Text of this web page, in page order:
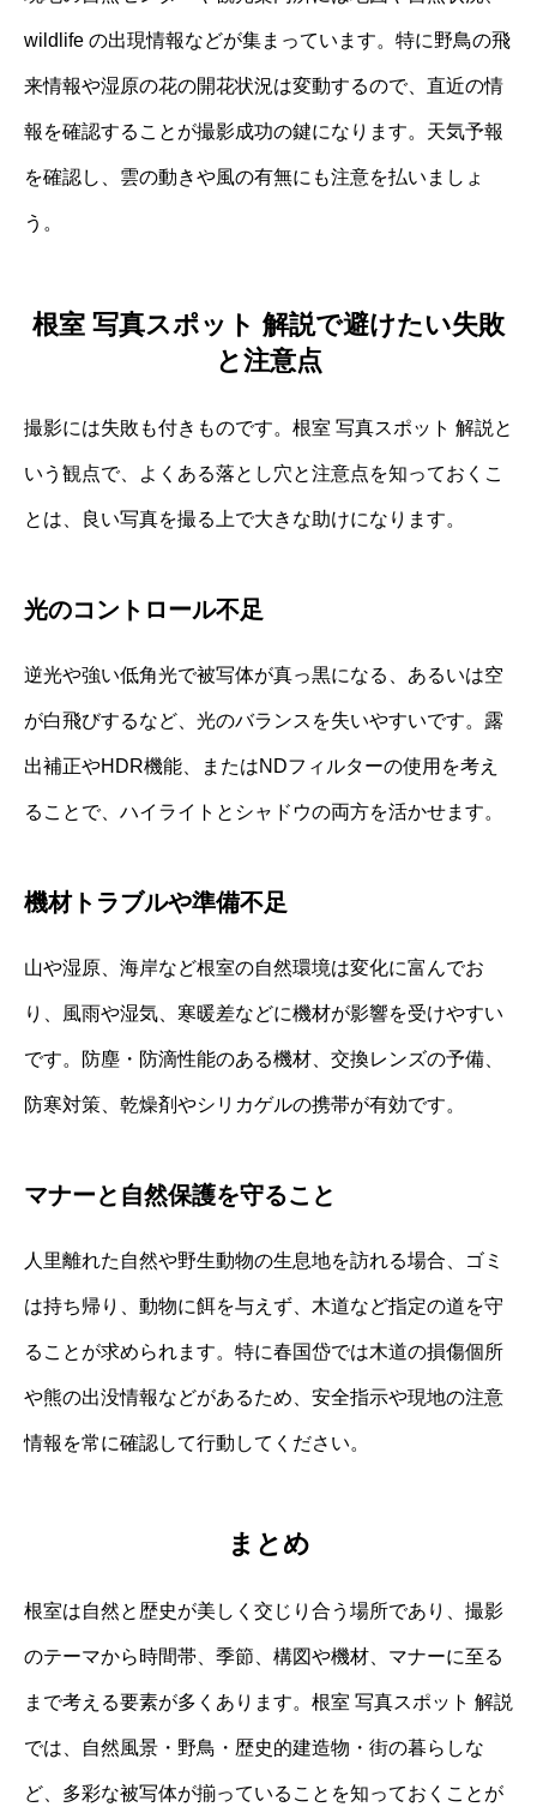
wildlife の出現情報などが集まっています。特に野鳥の飛
来情報や湿原の花の開花状況は変動するので、直近の情
報を確認することが撮影成功の鍵になります。天気予報
を確認し、雲の動きや風の有無にも注意を払いましょ
う。
根室 写真スポット 解説で避けたい失敗
と注意点
撮影には失敗も付きものです。根室 写真スポット 解説と
いう観点で、よくある落とし穴と注意点を知っておくこ
とは、良い写真を撮る上で大きな助けになります。
光のコントロール不足
逆光や強い低角光で被写体が真っ黒になる、あるいは空
が白飛びするなど、光のバランスを失いやすいです。露
出補正やHDR機能、またはNDフィルターの使用を考え
ることで、ハイライトとシャドウの両方を活かせます。
機材トラブルや準備不足
山や湿原、海岸など根室の自然環境は変化に富んでお
り、風雨や湿気、寒暖差などに機材が影響を受けやすい
です。防塵・防滴性能のある機材、交換レンズの予備、
防寒対策、乾燥剤やシリカゲルの携帯が有効です。
マナーと自然保護を守ること
人里離れた自然や野生動物の生息地を訪れる場合、ゴミ
は持ち帰り、動物に餌を与えず、木道など指定の道を守
ることが求められます。特に春国岱では木道の損傷個所
や熊の出没情報などがあるため、安全指示や現地の注意
情報を常に確認して行動してください。
まとめ
根室は自然と歴史が美しく交じり合う場所であり、撮影
のテーマから時間帯、季節、構図や機材、マナーに至る
まで考える要素が多くあります。根室 写真スポット 解説
では、自然風景・野鳥・歴史的建造物・街の暮らしな
ど、多彩な被写体が揃っていることを知っておくことが